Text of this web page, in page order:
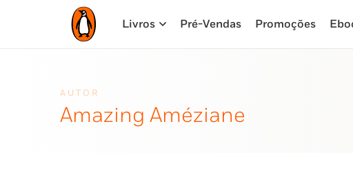
Livros Pré-Vendas Promoções
AUTOR
Amazing Améziane